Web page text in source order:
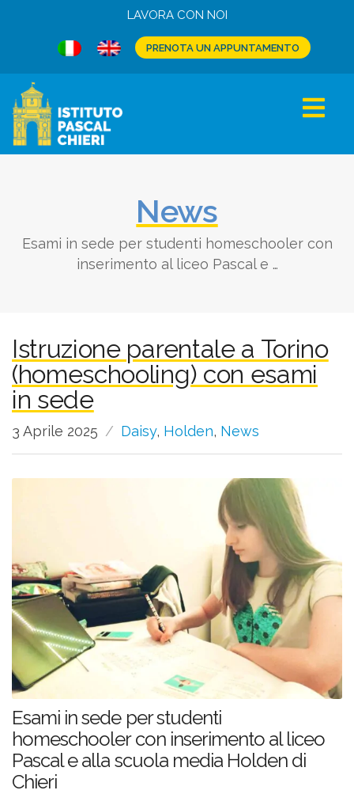
LAVORA CON NOI
PRENOTA UN APPUNTAMENTO
News
Esami in sede per studenti homeschooler con
inserimento al liceo Pascal e …
Istruzione parentale a Torino
(homeschooling) con esami
in sede
3 Aprile 2025 Daisy, Holden, News
Esami in sede per studenti
homeschooler con inserimento al liceo
Pascal e alla scuola media Holden di
Chieri